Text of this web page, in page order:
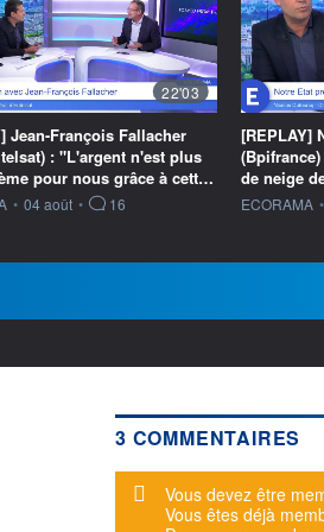
22'03
Jean-François Fallacher
: "L'argent n'est plus
pour nous grâce à cett…
fournie par
• 04 août • 16
[REPLAY]
de neige
information
ECORAMA •
3 COMMENTAIRES
Message d'alerte
Vous devez être
Vous êtes déjà